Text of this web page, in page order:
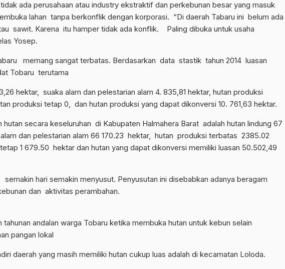
ada perusahaan atau industry ekstraktif dan perkebunan besar yang masuk
lahan tanpa berkonflik dengan korporasi. “Di daerah Tabaru ini belum ada
sawit. Karena itu hamper tidak ada konflik. Paling dibuka untuk usaha
Yosep.
memang sangat terbatas. Berdasarkan data stastik tahun 2014 luasan
Tobaru terutama
hektar, suaka alam dan pelestarian alam 4. 835,81 hektar, hutan produksi
produksi tetap 0, dan hutan produksi yang dapat dikonversi 10. 761,63 hektar.
hutan secara keseluruhan di Kabupaten Halmahera Barat adalah hutan lindung 67
dan pelestarian alam 66 170.23 hektar, hutan produksi terbatas 2385.02
1 679.50 hektar dan hutan yang dapat dikonversi memiliki luasan 50.502,49
hari semakin menyusut. Penyusutan ini disebabkan adanya beragam
dan aktivitas perambahan.
tahunan andalan warga Tobaru ketika membuka hutan untuk kebun selain
pangan lokal
daerah yang masih memiliki hutan cukup luas adalah di kecamatan Loloda.